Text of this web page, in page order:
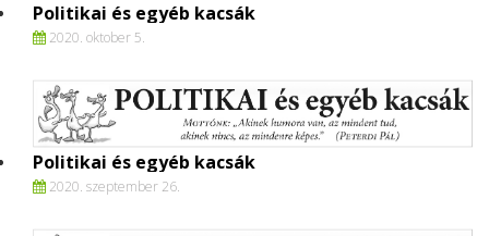
Politikai és egyéb kacsák
2020. oktober 5.
Politikai és egyéb kacsák
2020. szeptember 26.